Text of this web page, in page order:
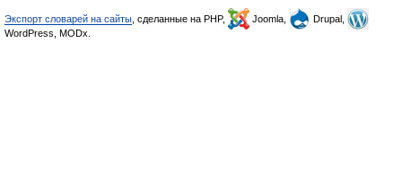
Экспорт словарей на сайты , сделанные на PHP, Joomla,
Drupal,
WordPress, MODx.